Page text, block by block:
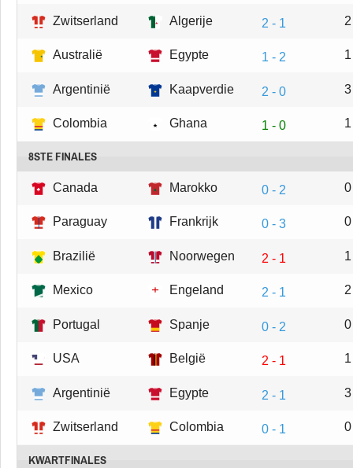
Zwitserland Algerije 2 - 1
Australië Egypte 1 - 2
Argentinië Kaapverdie 2 - 0
Colombia Ghana 1 - 0
8STE FINALES
Canada Marokko 0 - 2
Paraguay Frankrijk 0 - 3
Brazilië Noorwegen 2 - 1
Mexico Engeland 2 - 1
Portugal Spanje 0 - 2
USA België 2 - 1
Argentinië Egypte 2 - 1
Zwitserland Colombia 0 - 1
KWARTFINALES